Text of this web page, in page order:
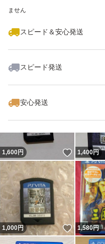
ません
スピード＆安心発送
スピード発送
安心発送
1,600円 いいね！
1,400円
1,000円 いいね！
1,580円